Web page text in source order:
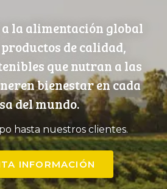
la alimentación global
de calidad,
que nutran a las
bienestar en cada
del mundo.
hasta nuestros clientes.
INFORMACIÓN